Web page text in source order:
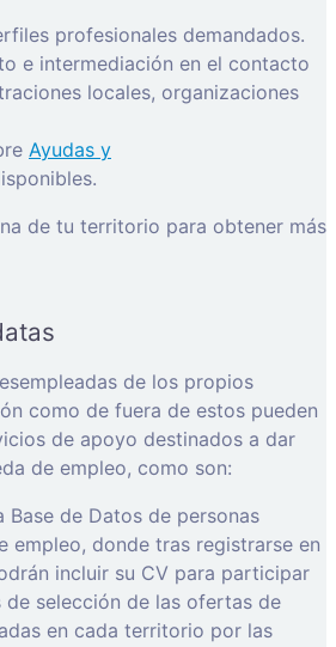
profesionales demandados.
e intermediación en el contacto
locales, organizaciones
Ayudas y
de tu territorio para obtener más
de los propios
como de fuera de estos pueden
de apoyo destinados a dar
de empleo, como son:
Base de Datos de personas
empleo, donde tras registrarse en
incluir su CV para participar
de selección de las ofertas de
en cada territorio por las